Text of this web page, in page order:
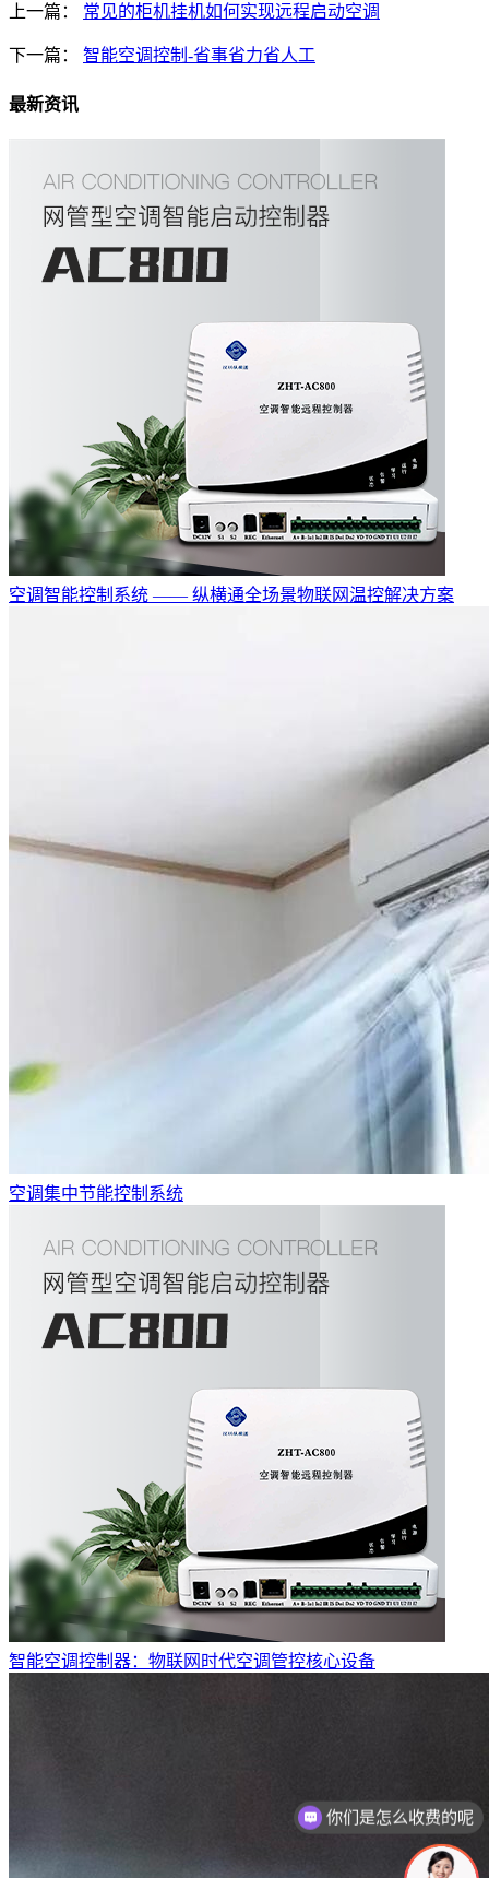
上一篇： 常见的柜机挂机如何实现远程启动空调
下一篇： 智能空调控制-省事省力省人工
最新资讯
空调智能控制系统 —— 纵横通全场景物联网温控解决方案
空调集中节能控制系统
智能空调控制器：物联网时代空调管控核心设备
你们是怎么收费的呢